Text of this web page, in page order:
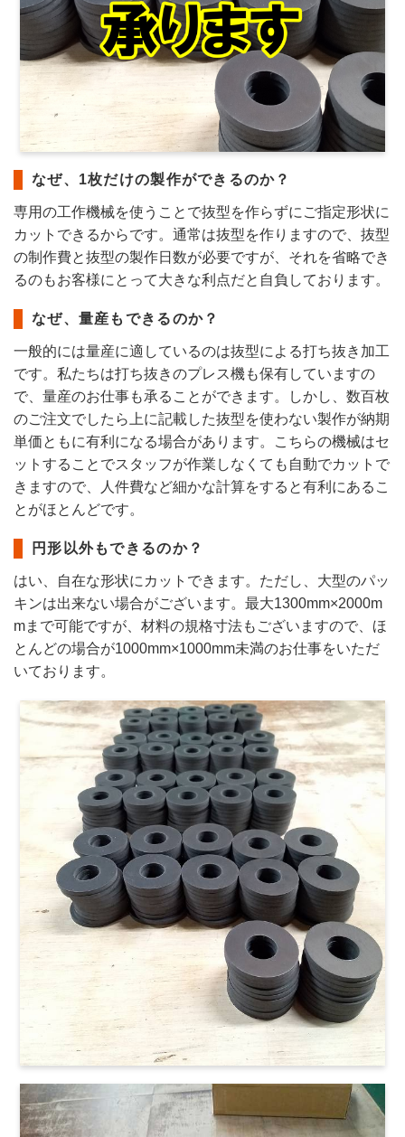
なぜ、1枚だけの製作ができるのか？
専用の工作機械を使うことで抜型を作らずにご指定形状に
カットできるからです。通常は抜型を作りますので、抜型
の制作費と抜型の製作日数が必要ですが、それを省略でき
るのもお客様にとって大きな利点だと自負しております。
なぜ、量産もできるのか？
一般的には量産に適しているのは抜型による打ち抜き加工
です。私たちは打ち抜きのプレス機も保有していますの
で、量産のお仕事も承ることができます。しかし、数百枚
のご注文でしたら上に記載した抜型を使わない製作が納期
単価ともに有利になる場合があります。こちらの機械はセ
ットすることでスタッフが作業しなくても自動でカットで
きますので、人件費など細かな計算をすると有利にあるこ
とがほとんどです。
円形以外もできるのか？
はい、自在な形状にカットできます。ただし、大型のパッ
キンは出来ない場合がございます。最大1300mm×2000m
mまで可能ですが、材料の規格寸法もございますので、ほ
とんどの場合が1000mm×1000mm未満のお仕事をいただ
いております。